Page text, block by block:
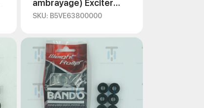
ambrayage) Exciter
2021
SKU: B5VE63800000